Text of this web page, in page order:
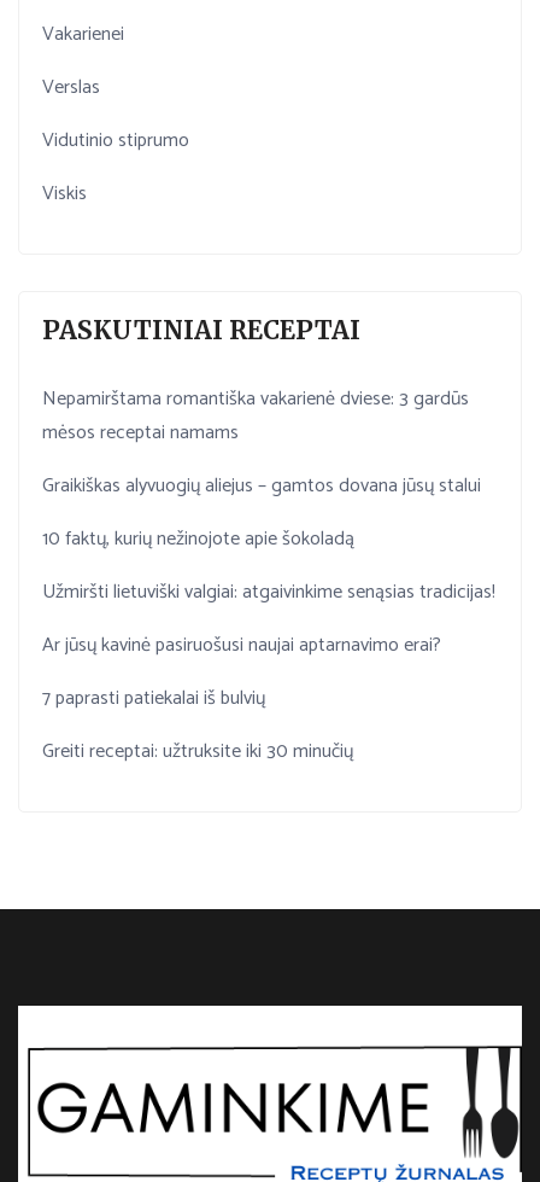
Vakarienei
Verslas
Vidutinio stiprumo
Viskis
PASKUTINIAI RECEPTAI
Nepamirštama romantiška vakarienė dviese: 3 gardūs
mėsos receptai namams
Graikiškas alyvuogių aliejus – gamtos dovana jūsų stalui
10 faktų, kurių nežinojote apie šokoladą
Užmiršti lietuviški valgiai: atgaivinkime senąsias tradicijas!
Ar jūsų kavinė pasiruošusi naujai aptarnavimo erai?
7 paprasti patiekalai iš bulvių
Greiti receptai: užtruksite iki 30 minučių